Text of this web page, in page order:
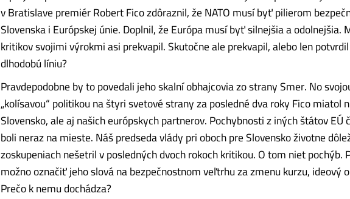
v Bratislave premiér Robert Fico zdôraznil, že NATO musí byť pilierom
Slovenska i Európskej únie. Doplnil, že Európa musí byť silnejšia a odolnejšia.
kritikov svojimi výrokmi asi prekvapil. Skutočne ale prekvapil, alebo len
dlhodobú líniu?
Pravdepodobne by to povedali jeho skalní obhajcovia zo strany Smer. No
„kolísavou“ politikou na štyri svetové strany za posledné dva roky Fico miatol
Slovensko, ale aj našich európskych partnerov. Pochybnosti z iných štátov EÚ
boli neraz na mieste. Náš predseda vlády pri oboch pre Slovensko životne
zoskupeniach nešetril v posledných dvoch rokoch kritikou. O tom niet pochýb.
možno označiť jeho slová na bezpečnostnom veľtrhu za zmenu kurzu, ideový
Prečo k nemu dochádza?